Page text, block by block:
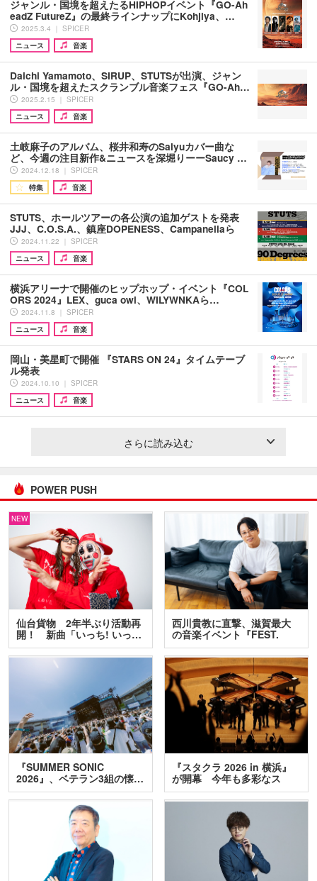
ジャンル・国境を超えたるHIPHOPイベント『GO-Ah
eadZ FutureZ』の最終ラインナップにKohjiya、…
2025.3.4 ｜ SPICER
ニュース
音楽
Daichi Yamamoto、SIRUP、STUTSが出演、ジャン
ル・国境を超えたスクランブル音楽フェス『GO-Ah…
2025.2.15 ｜ SPICER
ニュース
音楽
土岐麻子のアルバム、桜井和寿のSalyuカバー曲な
ど、今週の注目新作&ニュースを深堀りーーSaucy …
2024.12.18 ｜ SPICER
特集
音楽
STUTS、ホールツアーの各公演の追加ゲストを発表
JJJ、C.O.S.A.、鎮座DOPENESS、Campanellaら
2024.11.22 ｜ SPICER
ニュース
音楽
横浜アリーナで開催のヒップホップ・イベント『COL
ORS 2024』LEX、guca owl、WILYWNKAら…
2024.11.8 ｜ SPICER
ニュース
音楽
岡山・美星町で開催 『STARS ON 24』タイムテーブ
ル発表
2024.10.10 ｜ SPICER
ニュース
音楽
さらに読み込む
POWER PUSH
NEW
仙台貨物 2年半ぶり活動再
開！ 新曲「いっち! いっ…
西川貴教に直撃、滋賀最大
の音楽イベント『FEST.
INA…
『SUMMER SONIC
2026』、ベテラン3組の懐…
『スタクラ 2026 in 横浜』
が開幕 今年も多彩なス
テ…